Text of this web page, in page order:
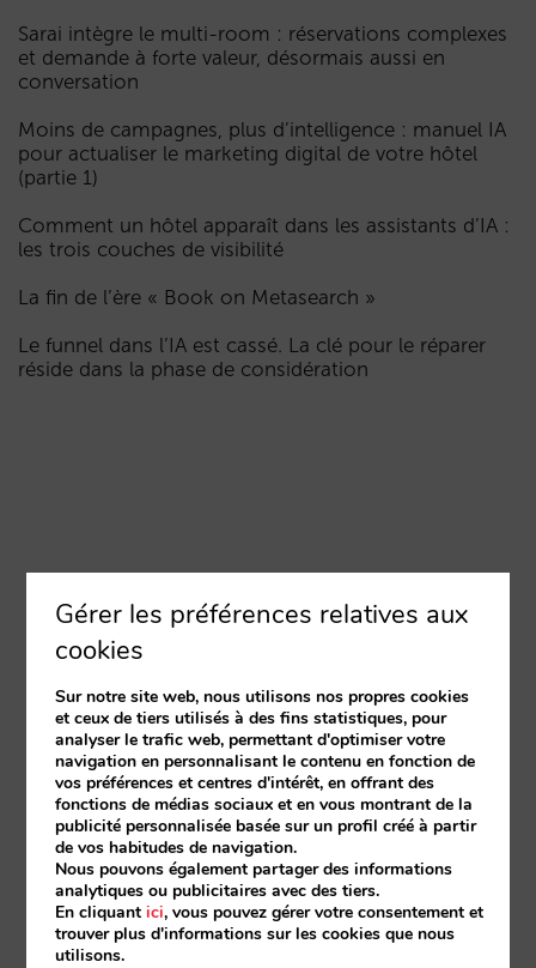
Sarai intègre le multi-room : réservations complexes
et demande à forte valeur, désormais aussi en
conversation
Moins de campagnes, plus d’intelligence : manuel IA
pour actualiser le marketing digital de votre hôtel
(partie 1)
Comment un hôtel apparaît dans les assistants d’IA :
les trois couches de visibilité
La fin de l’ère « Book on Metasearch »
Le funnel dans l’IA est cassé. La clé pour le réparer
réside dans la phase de considération
Gérer les préférences relatives aux
cookies
Sur notre site web, nous utilisons nos propres cookies
et ceux de tiers utilisés à des fins statistiques, pour
analyser le trafic web, permettant d'optimiser votre
navigation en personnalisant le contenu en fonction de
vos préférences et centres d'intérêt, en offrant des
fonctions de médias sociaux et en vous montrant de la
publicité personnalisée basée sur un profil créé à partir
de vos habitudes de navigation.
Nous pouvons également partager des informations
analytiques ou publicitaires avec des tiers.
En cliquantici, vous pouvez gérer votre consentement et
trouver plus d'informations sur les cookies que nous
utilisons.